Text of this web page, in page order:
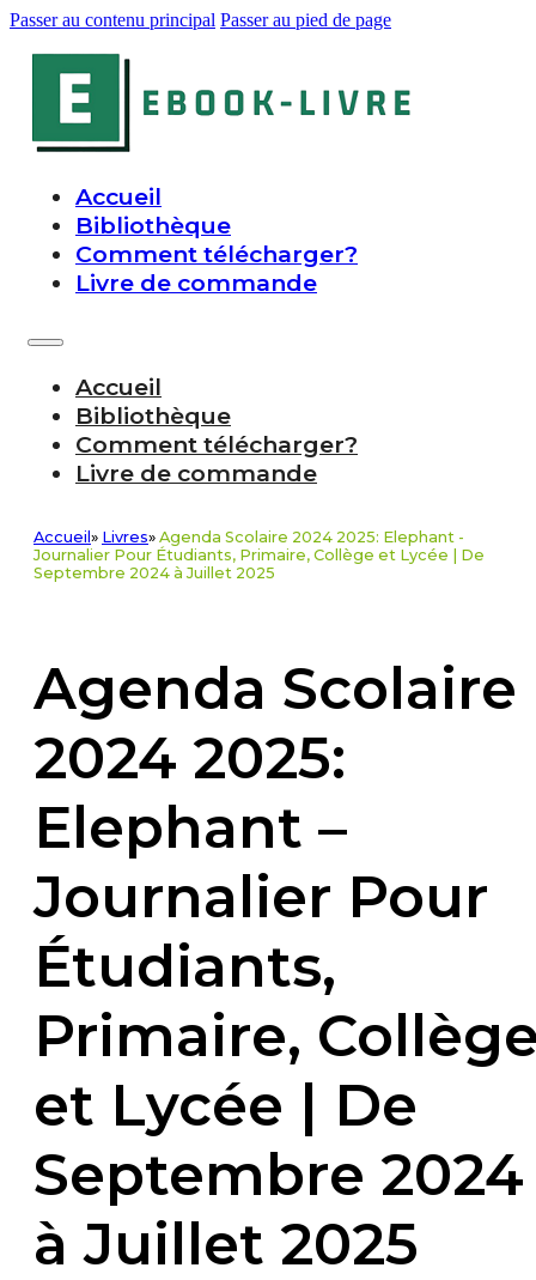
Passer au contenu principal Passer au pied de page
Accueil
Bibliothèque
Comment télécharger?
Livre de commande
Accueil
Bibliothèque
Comment télécharger?
Livre de commande
Accueil » Livres» Agenda Scolaire 2024 2025: Elephant -
Journalier Pour Étudiants, Primaire, Collège et Lycée | De
Septembre 2024 à Juillet 2025
Agenda Scolaire
2024 2025:
Elephant –
Journalier Pour
Étudiants,
Primaire,
et Lycée | De
Septembre 2024
à Juillet 2025